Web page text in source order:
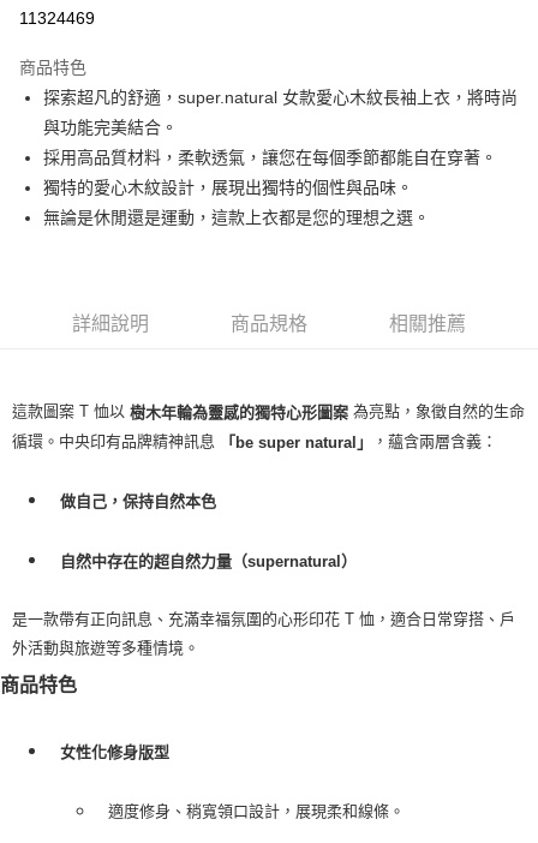
ATM付款
運送方式
一般全家取貨
每筆NT$100
一般7-11取貨
7-11超取(2000以上免運)
每筆NT$100，滿NT$2,000(含以上)免運費
宅配出貨(2000以上免運)
11324469
商品特色
探索超凡的舒適，super.natural 女款愛心木紋長袖上衣，將時尚
與功能完美結合。
採用高品質材料，柔軟透氣，讓您在每個季節都能自在穿著。
獨特的愛心木紋設計，展現出獨特的個性與品味。
無論是休閒還是運動，這款上衣都是您的理想之選。
詳細說明 商品規格 相關推薦
這款圖案 T 恤以 樹木年輪為靈感的獨特心形圖案 為亮點，象徵自然的生命
循環。中央印有品牌精神訊息
「be super natural」 ，蘊含兩層含義：
做自己，保持自然本色
自然中存在的超自然力量（supernatural）
是一款帶有正向訊息、充滿幸福氛圍的心形印花 T 恤，適合日常穿搭、戶
外活動與旅遊等多種情境。
商品特色
女性化修身版型
適度修身、稍寬領口設計，展現柔和線條。